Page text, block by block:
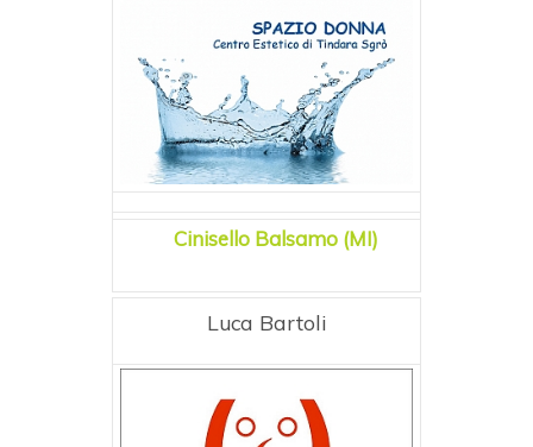
Cinisello Balsamo (MI)
Luca Bartoli